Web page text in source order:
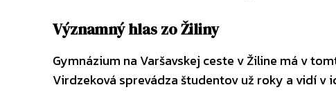
Významný hlas zo Žiliny
Gymnázium na Varšavskej ceste v Žiline má v
Virdzeková sprevádza študentov už roky a vidí v